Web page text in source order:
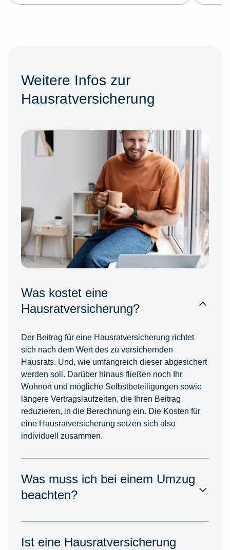
Weitere Infos zur
Hausratversicherung
Was kostet eine
Hausratversicherung?
Der Beitrag für eine Hausratversicherung richtet
sich nach dem Wert des zu versichernden
Hausrats. Und, wie umfangreich dieser abgesichert
werden soll. Darüber hinaus fließen noch Ihr
Wohnort und mögliche Selbstbeteiligungen sowie
längere Vertragslaufzeiten, die Ihren Beitrag
reduzieren, in die Berechnung ein. Die Kosten für
eine Hausratversicherung setzen sich also
individuell zusammen.
Was muss ich bei einem Umzug
beachten?
Ist eine Hausratversicherung